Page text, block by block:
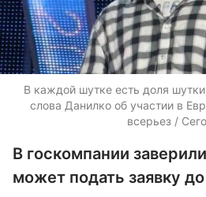
В каждой шутке есть доля
слова Данилко об участии в
всерьез /
В госкомпании
может подать заявку